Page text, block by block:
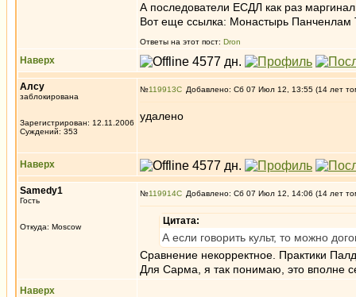
А последователи ЕСДЛ как раз
Вот еще ссылка: Монастырь Панченлам
Ответы на этот пост: Dron
Наверх
Алсу
заблокирована
Зарегистрирован: 12.11.2006
Суждений: 353
№119913 Добавлено: Сб 07 Июл 12, 13:55 (14 лет
удалено
Наверх
Samedy1
Гость
Откуда: Moscow
№119914 Добавлено: Сб 07 Июл 12, 14:06 (14 лет
Цитата:
А если говорить культ, то можно
Сравнение некорректное. Практики
Для Сарма, я так понимаю, это вполне
Наверх